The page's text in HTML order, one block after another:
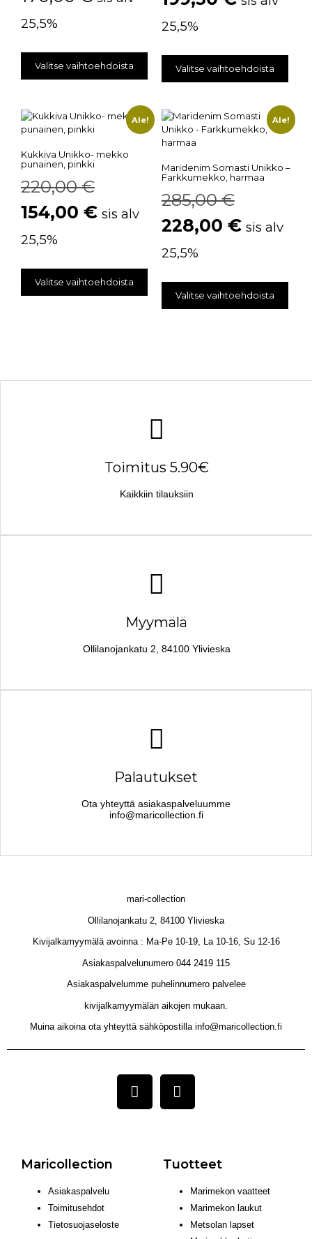
25,5%
Valitse vaihtoehdoista
25,5%
Valitse vaihtoehdoista
Ale!
Kukkiva Unikko- mekko
punainen, pinkki
220,00€
154,00 € sis alv
25,5%
Valitse vaihtoehdoista
Ale!
Maridenim Somasti Unikko –
Farkkumekko, harmaa
285,00€
228,00 € sis alv
25,5%
Valitse vaihtoehdoista
Toimitus 5.90€
Kaikkiin tilauksiin
Myymälä
Ollilanojankatu 2, 84100 Ylivieska
Palautukset
Ota yhteyttä asiakaspalveluumme
info@maricollection.fi
mari-collection
Ollilanojankatu 2, 84100 Ylivieska
Kivijalkamyymälä avoinna : Ma-Pe 10-19, La 10-16, Su 12-16
Asiakaspalvelunumero 044 2419 115
Asiakaspalvelumme puhelinnumero palvelee
kivijalkamyymälän aikojen mukaan.
Muina aikoina ota yhteyttä sähköpostilla info@maricollection.fi
Maricollection
Asiakaspalvelu
Toimitusehdot
Tietosuojaseloste
Tuotteet
Marimekon vaatteet
Marimekon laukut
Metsolan lapset